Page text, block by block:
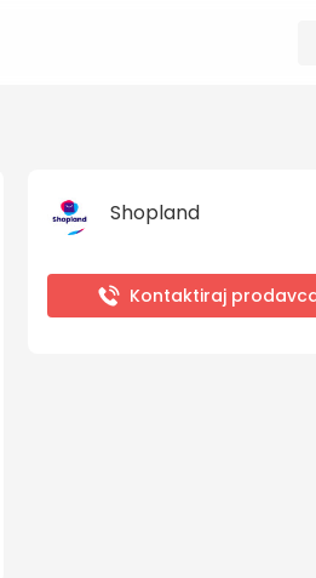
Shopland
Kontaktiraj